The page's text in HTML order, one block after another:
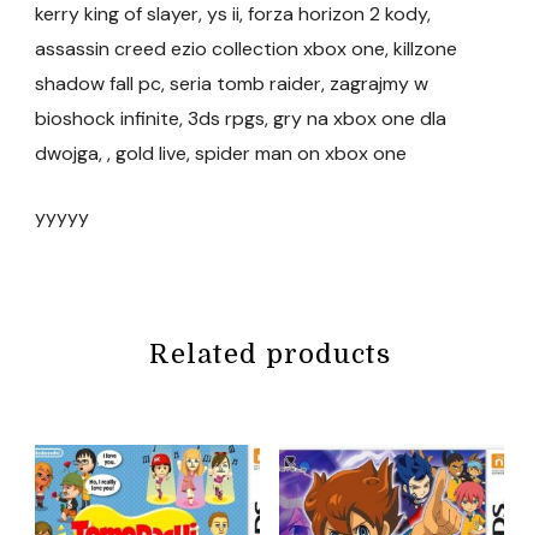
kerry king of slayer, ys ii, forza horizon 2 kody,
assassin creed ezio collection xbox one, killzone
shadow fall pc, seria tomb raider, zagrajmy w
bioshock infinite, 3ds rpgs, gry na xbox one dla
dwojga, , gold live, spider man on xbox one
yyyyy
Related products